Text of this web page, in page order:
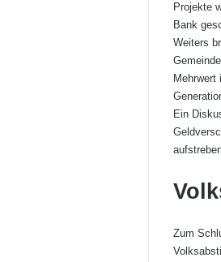
Projekte
Bank
Weiters
Ein
Zum